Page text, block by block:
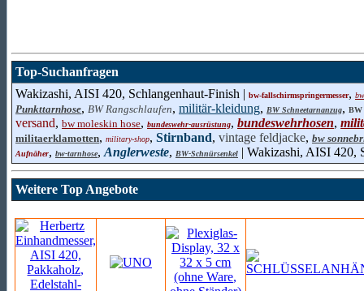
Top-Suchanfragen
Wakizashi, AISI 420, Schlangenhaut-Finish | bw-fallschirmspringermesser,
Punkttarnhose, BW Rangschlaufen, militär-kleidung, BW Schneetarnanzug, BW
versand, bw moleskin hose, bundeswehr-ausrüstung, bundeswehrhosen,
militaerklamotten, military-shop, Stirnband, vintage feldjacke, bw
Aufnäher, bw-tarnhose, Anglerweste, BW-Schnürsenkel | Wakizashi, AISI 420,
Weitere Top Angebote